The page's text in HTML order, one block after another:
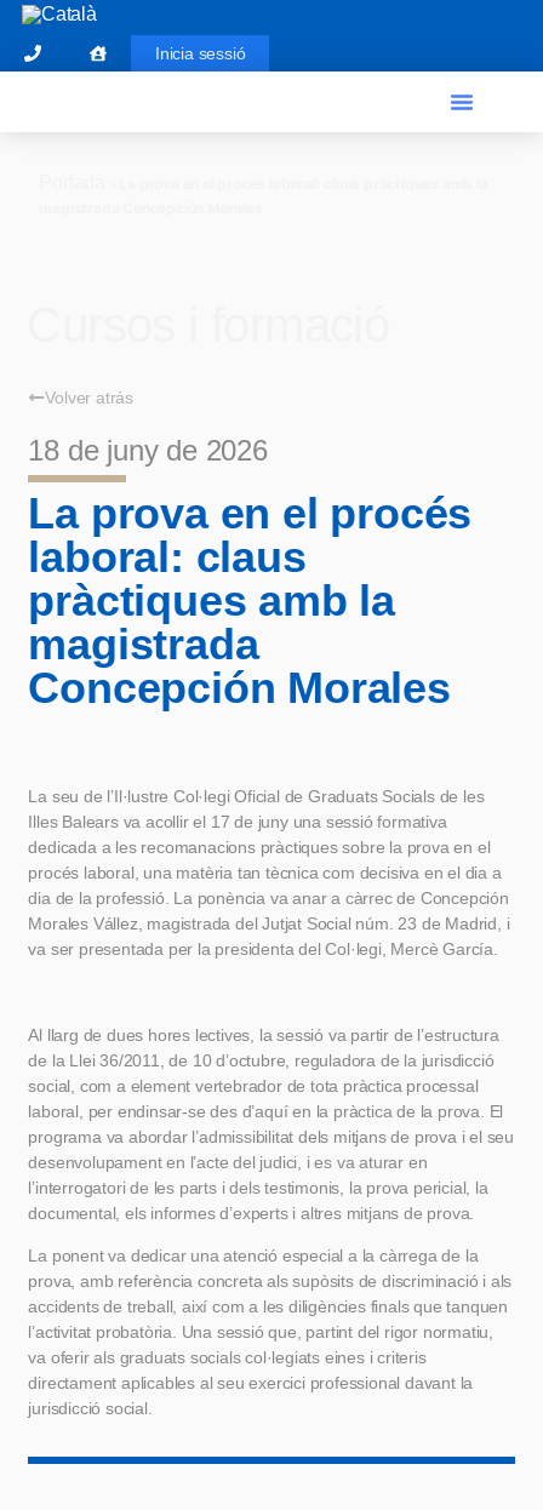
Inicia sessió
Volver atrás
18 de juny de 2026
La prova en el procés
laboral: claus
pràctiques amb la
magistrada
Concepción Morales
La seu de l’Il·lustre Col·legi Oficial de Graduats Socials de les
Illes Balears va acollir el 17 de juny una sessió formativa
dedicada a les recomanacions pràctiques sobre la prova en el
procés laboral, una matèria tan tècnica com decisiva en el dia a
dia de la professió. La ponència va anar a càrrec de Concepción
Morales Vállez, magistrada del Jutjat Social núm. 23 de Madrid, i
va ser presentada per la presidenta del Col·legi, Mercè García.
Al llarg de dues hores lectives, la sessió va partir de l’estructura
de la Llei 36/2011, de 10 d’octubre, reguladora de la jurisdicció
social, com a element vertebrador de tota pràctica processal
laboral, per endinsar-se des d’aquí en la pràctica de la prova. El
programa va abordar l’admissibilitat dels mitjans de prova i el seu
desenvolupament en l’acte del judici, i es va aturar en
l’interrogatori de les parts i dels testimonis, la prova pericial, la
documental, els informes d’experts i altres mitjans de prova.
La ponent va dedicar una atenció especial a la càrrega de la
prova, amb referència concreta als supòsits de discriminació i als
accidents de treball, així com a les diligències finals que tanquen
l’activitat probatòria. Una sessió que, partint del rigor normatiu,
va oferir als graduats socials col·legiats eines i criteris
directament aplicables al seu exercici professional davant la
jurisdicció social.